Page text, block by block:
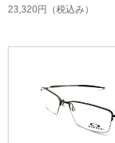
23,320円 （税込み）